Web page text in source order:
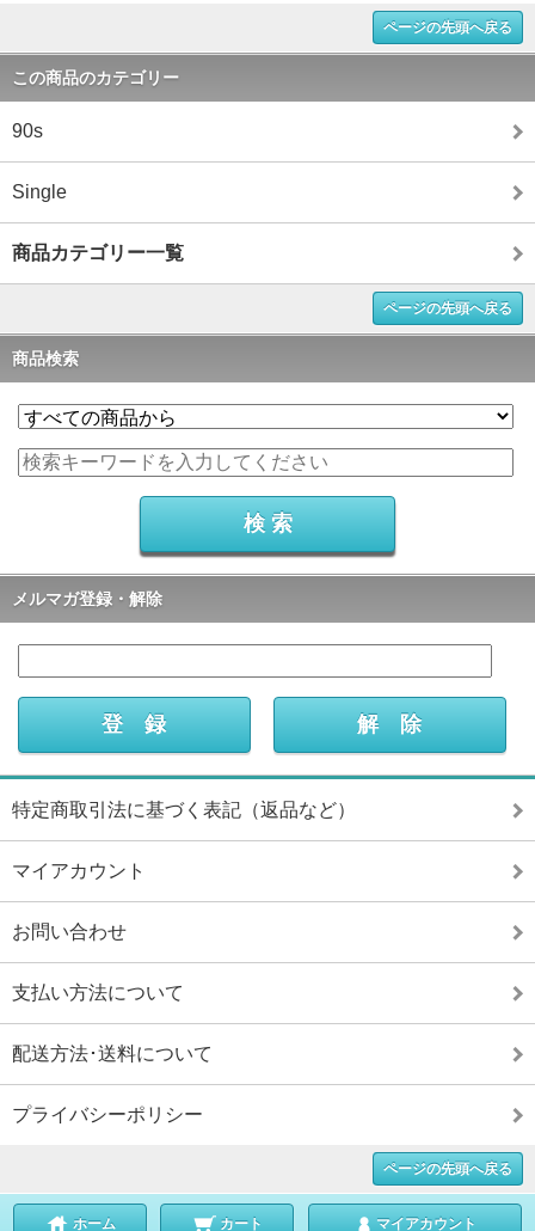
ページの先頭へ戻る
この商品のカテゴリー
90s
Single
商品カテゴリー一覧
ページの先頭へ戻る
商品検索
メルマガ登録・解除
特定商取引法に基づく表記（返品など）
マイアカウント
お問い合わせ
支払い方法について
配送方法･送料について
プライバシーポリシー
ページの先頭へ戻る
ホーム カート マイアカウント